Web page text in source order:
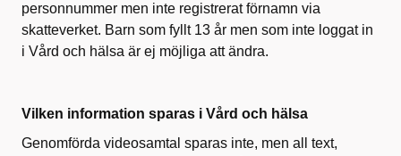
personnummer men inte registrerat förnamn via
skatteverket. Barn som fyllt 13 år men som inte loggat in
i Vård och hälsa är ej möjliga att ändra.
Vilken information sparas i Vård och hälsa
Genomförda videosamtal sparas inte, men all text,